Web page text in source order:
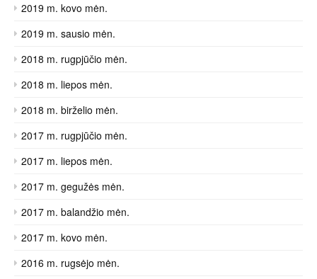
2019 m. kovo mėn.
2019 m. sausio mėn.
2018 m. rugpjūčio mėn.
2018 m. liepos mėn.
2018 m. birželio mėn.
2017 m. rugpjūčio mėn.
2017 m. liepos mėn.
2017 m. gegužės mėn.
2017 m. balandžio mėn.
2017 m. kovo mėn.
2016 m. rugsėjo mėn.